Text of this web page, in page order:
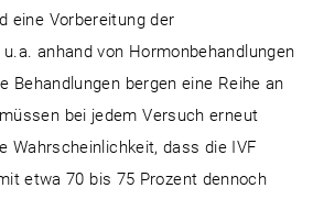
eine Vorbereitung der
anhand von Hormonbehandlungen
Behandlungen bergen eine Reihe an
bei jedem Versuch erneut
Wahrscheinlichkeit, dass die IVF
etwa 70 bis 75 Prozent dennoch